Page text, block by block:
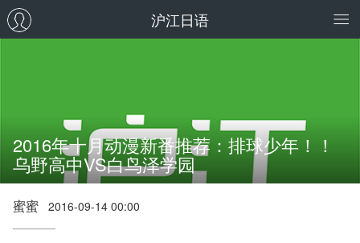
沪江日语
2016年十月动漫新番推荐：排球少年！！
乌野高中VS白鸟泽学园
蜜蜜 2016-09-14 00:00